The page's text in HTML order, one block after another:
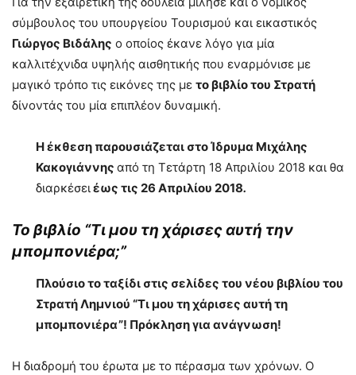
σύμβουλος του υπουργείου Τουρισμού και εικαστικός
Γιώργος Βιδάλης ο οποίος έκανε λόγο για μία
καλλιτέχνιδα υψηλής αισθητικής που εναρμόνισε με
μαγικό τρόπο τις εικόνες της με το βιβλίο του Στρατή
δίνοντάς του μία επιπλέον δυναμική.
Η έκθεση παρουσιάζεται στο Ίδρυμα Μιχάλης
Κακογιάννης από τη Τετάρτη 18 Απριλίου 2018 και θα
διαρκέσειέως τις 26 Απριλίου 2018.
Το βιβλίο “Τι μου τη χάρισες αυτή την
μπομπονιέρα;”
Πλούσιο το ταξίδι στις σελίδες του νέου βιβλίου του
Στρατή Λημνιού “Τι μου τη χάρισες αυτή τη
μπομπονιέρα”! Πρόκληση για ανάγνωση!
Η διαδρομή του έρωτα με το πέρασμα των χρόνων. Ο